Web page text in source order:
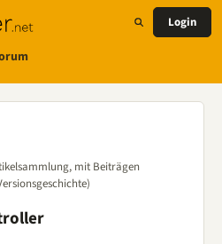
Login
mit Beiträgen